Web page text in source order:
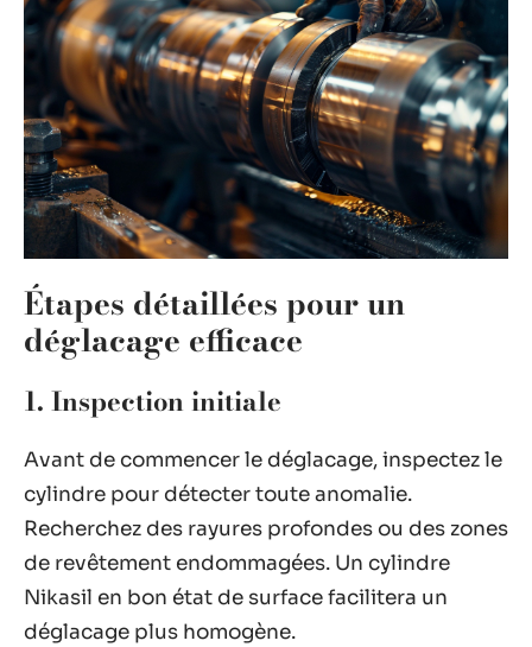
Étapes détaillées pour un
déglacage efficace
1. Inspection initiale
Avant de commencer le déglacage, inspectez le
cylindre pour détecter toute anomalie.
Recherchez des rayures profondes ou des zones
de revêtement endommagées. Un cylindre
Nikasil en bon état de surface facilitera un
déglacage plus homogène.